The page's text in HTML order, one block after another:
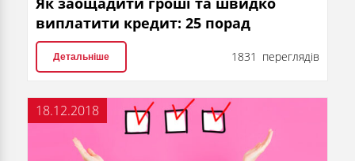
виплатити кредит: 25 порад
Детальніше 1831 переглядів
18.12.2018